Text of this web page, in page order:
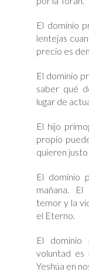
El dominio
lentejas
precio es
El dominio
saber qué
lugar de
El hijo
propio
quieren justo
El dominio
mañana.
temor y la
el Eterno.
El dominio
voluntad
Yeshúa en